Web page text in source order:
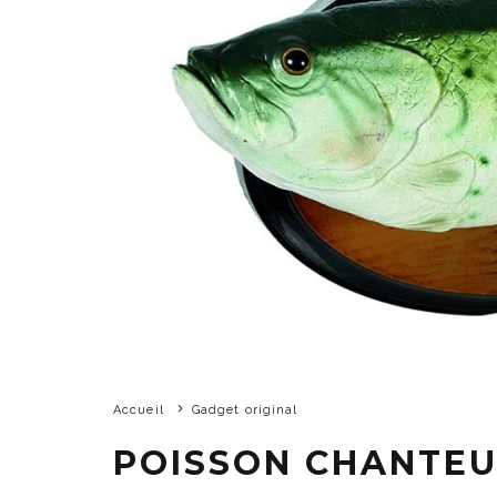
Accueil Gadget original
POISSON